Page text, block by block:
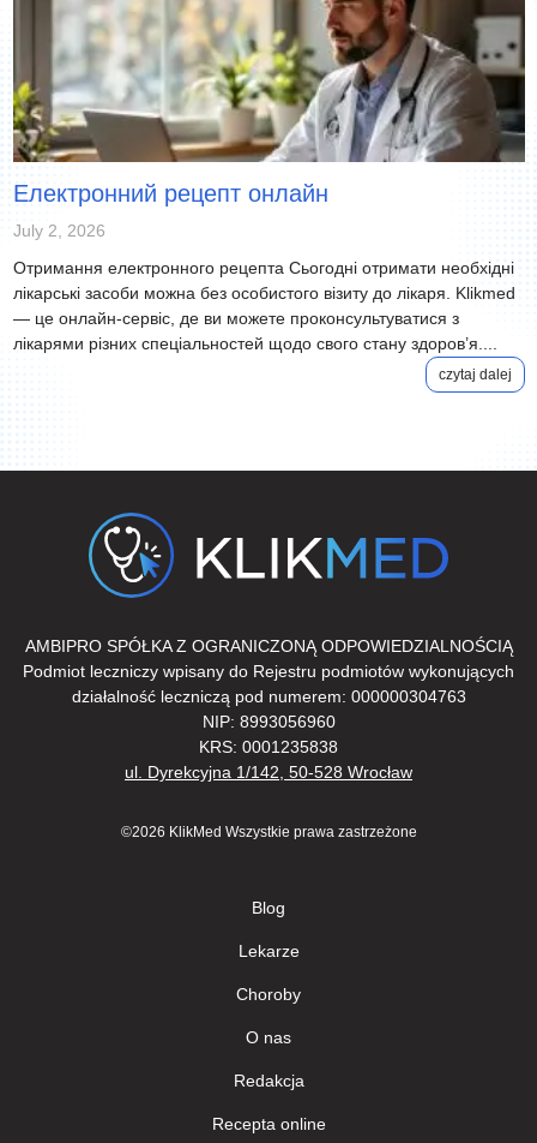
Електронний рецепт онлайн
July 2, 2026
Отримання електронного рецепта Сьогодні отримати необхідні
лікарські засоби можна без особистого візиту до лікаря. Klikmed
— це онлайн-сервіс, де ви можете проконсультуватися з
лікарями різних спеціальностей щодо свого стану здоров’я....
czytaj dalej
AMBIPRO SPÓŁKA Z OGRANICZONĄ ODPOWIEDZIALNOŚCIĄ
Podmiot leczniczy wpisany do Rejestru podmiotów wykonujących
działalność leczniczą pod numerem: 000000304763
NIP: 8993056960
KRS: 0001235838
ul. Dyrekcyjna 1/142, 50-528 Wrocław
©2026 KlikMed Wszystkie prawa zastrzeżone
Blog
Lekarze
Сhoroby
О nas
Redakcja
Recepta online